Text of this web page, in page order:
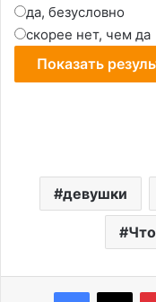
да, безусловно
скорее нет, чем да
девушки